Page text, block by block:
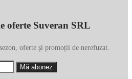
oferte Suveran SRL
oferte și promoții de nerefuzat.